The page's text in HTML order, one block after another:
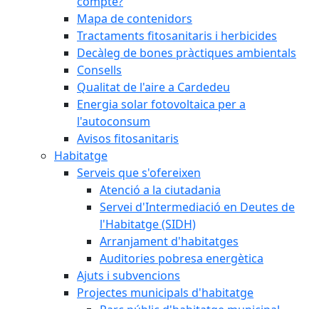
Mapa de contenidors
Tractaments fitosanitaris i herbicides
Decàleg de bones pràctiques ambientals
Consells
Qualitat de l'aire a Cardedeu
Energia solar fotovoltaica per a
l'autoconsum
Avisos fitosanitaris
Habitatge
Serveis que s'ofereixen
Atenció a la ciutadania
Servei d'Intermediació en Deutes de
l'Habitatge (SIDH)
Arranjament d'habitatges
Auditories pobresa energètica
Ajuts i subvencions
Projectes municipals d'habitatge